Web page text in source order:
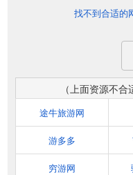
找不到合适的
（上面资源不
途牛旅游网
游多多
穷游网